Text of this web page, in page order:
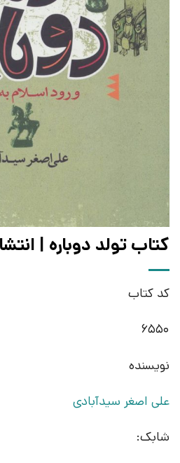
کتاب تولد دوباره |
کد کتاب
6550
نویسنده
علی اصغر سیدآبادی
شابک: